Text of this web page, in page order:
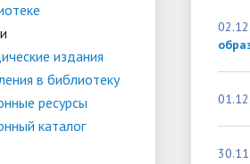
проекты Российской
издания
в библиотеку
ресурсы
каталог